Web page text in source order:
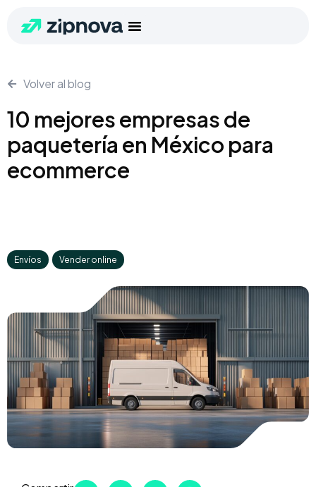
Volver al blog
Envíos Vender online
10 mejores empresas de
paquetería en México para
ecommerce